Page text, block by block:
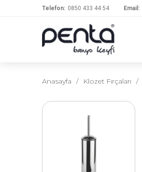
Telefon: 0850 433 44 54 Email:
Anasayfa / Klozet Fırçaları /